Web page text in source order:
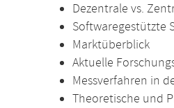
Dezentrale vs.
Softwaregestützte
Marktüberblick
Aktuelle
Messverfahren in
Theoretische und